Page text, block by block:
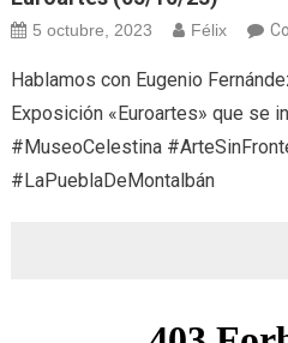
5 octubre, 2023 Félix
Hablamos con Eugenio
Exposición «Euroartes» que se
#MuseoCelestina
#LaPueblaDeMontalbán